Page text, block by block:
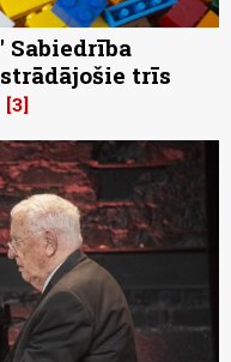
Sabiedrība
trīs
3